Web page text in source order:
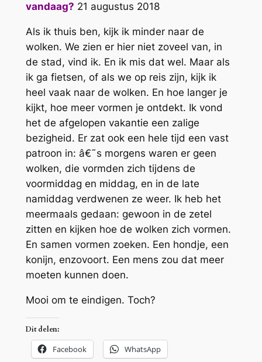
vandaag? 21 augustus 2018
Als ik thuis ben, kijk ik minder naar de
wolken. We zien er hier niet zoveel van, in
de stad, vind ik. En ik mis dat wel. Maar als
ik ga fietsen, of als we op reis zijn, kijk ik
heel vaak naar de wolken. En hoe langer je
kijkt, hoe meer vormen je ontdekt. Ik vond
het de afgelopen vakantie een zalige
bezigheid. Er zat ook een hele tijd een vast
patroon in: â€˜s morgens waren er geen
wolken, die vormden zich tijdens de
voormiddag en middag, en in de late
namiddag verdwenen ze weer. Ik heb het
meermaals gedaan: gewoon in de zetel
zitten en kijken hoe de wolken zich vormen.
En samen vormen zoeken. Een hondje, een
konijn, enzovoort. Een mens zou dat meer
moeten kunnen doen.
Mooi om te eindigen. Toch?
Dit delen:
Facebook WhatsApp